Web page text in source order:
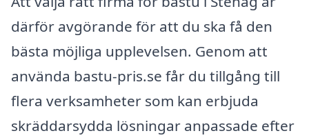
därför avgörande för att du ska få den
bästa möjliga upplevelsen. Genom att
använda bastu-pris.se får du tillgång till
flera verksamheter som kan erbjuda
skräddarsydda lösningar anpassade efter